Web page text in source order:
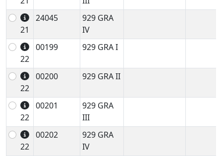
21
24045
929 GRA
IV
22
00199 929 GRA I
22
00200 929 GRA II
22
00201
929 GRA
III
22
00202
929 GRA
IV